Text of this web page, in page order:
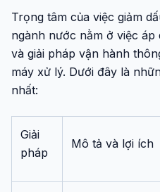
Trọng tâm của việc giảm
ngành nước nằm ở việc
và giải pháp vận hành
máy xử lý. Dưới đây là
nhất:
Giải
pháp
Mô tả và lợi ích